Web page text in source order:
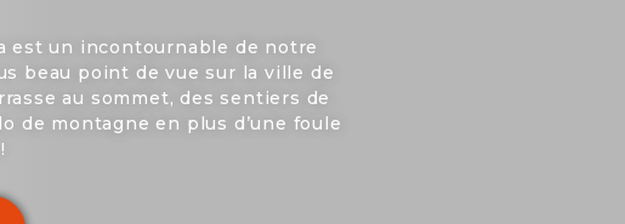
est un incontournable de notre
beau point de vue sur la ville de
au sommet, des sentiers de
de montagne en plus d’une foule